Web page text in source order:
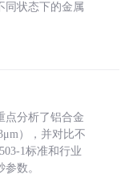
同状态下的金属
点分析了铝合金
），并对比不
1标准和行业
数。